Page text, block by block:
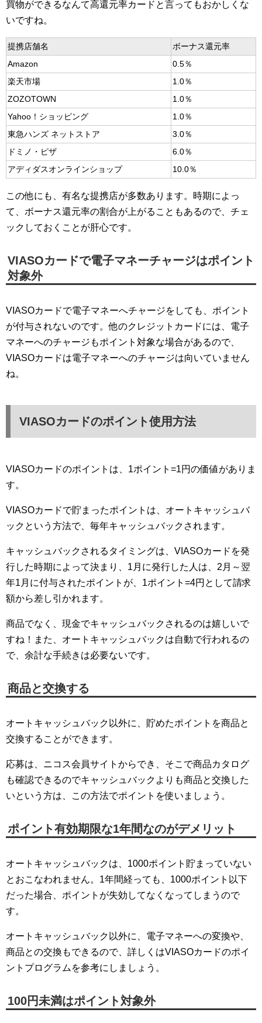
買物ができるなんて高還元率カードと言ってもおかしくな
いですね。
提携店舗名
ボーナス還元率
Amazon
0.5％
楽天市場
1.0％
ZOZOTOWN
1.0％
Yahoo！ショッピング
1.0％
東急ハンズ ネットストア
3.0％
ドミノ・ピザ
6.0％
アディダスオンラインショップ
10.0％
この他にも、有名な提携店が多数あります。時期によっ
て、ボーナス還元率の割合が上がることもあるので、チェ
ックしておくことが肝心です。
VIASOカードで電子マネーチャージはポイント
対象外
VIASOカードで電子マネーへチャージをしても、ポイント
が付与されないのです。他のクレジットカードには、電子
マネーへのチャージもポイント対象な場合があるので、
VIASOカードは電子マネーへのチャージは向いていません
ね。
VIASOカードのポイント使用方法
VIASOカードのポイントは、1ポイント=1円の価値がありま
す。
VIASOカードで貯まったポイントは、オートキャッシュバ
ックという方法で、毎年キャッシュバックされます。
キャッシュバックされるタイミングは、VIASOカードを発
行した時期によって決まり、1月に発行した人は、2月～翌
年1月に付与されたポイントが、1ポイント=4円として請求
額から差し引かれます。
商品でなく、現金でキャッシュバックされるのは嬉しいで
すね！また、オートキャッシュバックは自動で行われるの
で、余計な手続きは必要ないです。
商品と交換する
オートキャッシュバック以外に、貯めたポイントを商品と
交換することができます。
応募は、ニコス会員サイトからでき、そこで商品カタログ
も確認できるのでキャッシュバックよりも商品と交換した
いという方は、この方法でポイントを使いましょう。
ポイント有効期限な1年間なのがデメリット
オートキャッシュバックは、1000ポイント貯まっていない
とおこなわれません。1年間経っても、1000ポイント以下
だった場合、ポイントが失効してなくなってしまうので
す。
オートキャッシュバック以外に、電子マネーへの変換や、
商品との交換もできるので、詳しくはVIASOカードのポイ
ントプログラムを参考にしましょう。
100円未満はポイント対象外